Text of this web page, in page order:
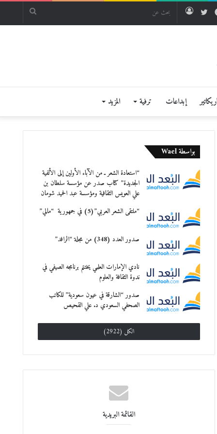
تسجيل
تويتر فيسبوك
إبداعات ترفية المزيد
بواسطة Wael
“استعادة الشعر ـ من الآباء الأولين إلى الألفية
الجديدة” كتاب صدر عن مؤسسة سلطان بن
علي العويس الثقافية ومؤسسة عبد الحميد شومان
“ملتقى الشعر العربي”(5) في جمهورية “مالي”
صدور العدد (348) من مجلة “الرافد”
نادي الإمارات العلمي يختتم برنامجه الصيفي في
ندوة الثقافة والعلوم
صدور “الشارقة في عيون سعودية” للكاتب
الصحفي السعودي د. علي القحيص
الكل (2922)
القائمة البريدية